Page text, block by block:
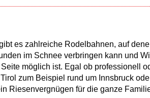
es zahlreiche Rodelbahnen, auf
im Schnee verbringen kann und
möglich ist. Egal ob professionell
zum Beispiel rund um Innsbruck
Riesenvergnügen für die ganze